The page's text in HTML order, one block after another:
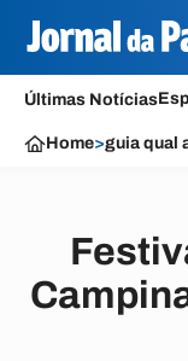
Últimas Notícias
Home>guia qual